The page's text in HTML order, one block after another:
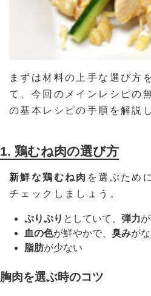
まずは材料の上手な選び方
て、今回のメインレシピの
の基本レシピの手順を解説
1. 鶏むね肉の選び方
新鮮な鶏むね肉 を選ぶため
チェックしましょう。
ぷりぷり としていて、 弾力
血の色が鮮やかで、 臭みが
脂肪が少ない
胸肉を選ぶ時のコツ